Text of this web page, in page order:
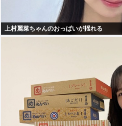
上村麗菜ちゃんのおっぱいが揺れる